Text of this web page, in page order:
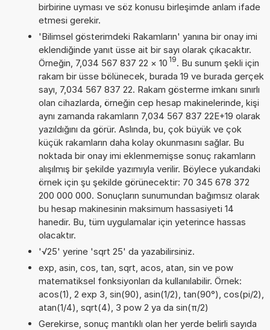
birbirine uyması ve söz konusu birleşimde anlam ifade
etmesi gerekir.
'Bilimsel gösterimdeki Rakamların' yanına bir onay imi
eklendiğinde yanıt üsse ait bir sayı olarak çıkacaktır.
Örneğin, 7,034 567 837 22 × 10 19. Bu sunum şekli için
rakam bir üsse bölünecek, burada 19 ve burada gerçek
sayı, 7,034 567 837 22. Rakam gösterme imkanı sınırlı
olan cihazlarda, örneğin cep hesap makinelerinde, kişi
aynı zamanda rakamların 7,034 567 837 22E+19 olarak
yazıldığını da görür. Aslında, bu, çok büyük ve çok
küçük rakamların daha kolay okunmasını sağlar. Bu
noktada bir onay imi eklenmemişse sonuç rakamların
alışılmış bir şekilde yazımıyla verilir. Böylece yukarıdaki
örnek için şu şekilde görünecektir: 70 345 678 372
200 000 000. Sonuçların sunumundan bağımsız olarak
bu hesap makinesinin maksimum hassasiyeti 14
hanedir. Bu, tüm uygulamalar için yeterince hassas
olacaktır.
'√25' yerine 'sqrt 25' da yazabilirsiniz.
exp, asin, cos, tan, sqrt, acos, atan, sin ve pow
matematiksel fonksiyonları da kullanılabilir. Örnek:
acos(1), 2 exp 3, sin(90), asin(1/2), tan(90°), cos(pi/2),
atan(1/4), sqrt(4), 3 pow 2 ya da sin(π/2)
Gerekirse, sonuç mantıklı olan her yerde belirli sayıda